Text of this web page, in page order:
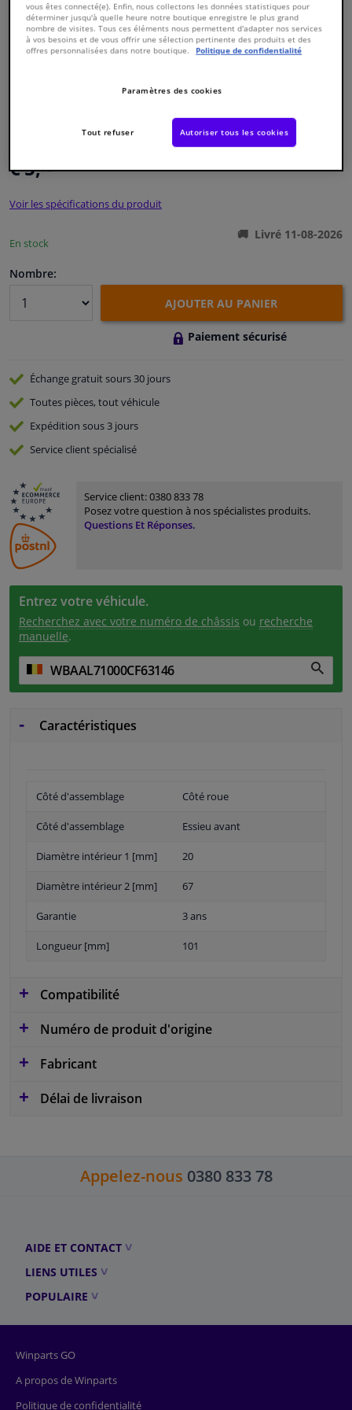
Fenêtres & accessoires
Camping-car, moto & vélo
Promotions et réductions
Capteurs & électronique
Numéro de fabrication: CVB-4500
8715616135757
€ 5,40 TTC
Voir les spécifications du produit
En stock
Livré 11-08-2026
Nombre:
AJOUTER AU PANIER
Paiement sécurisé
Échange gratuitsours 30 jours
Toutes pièces, tout véhicule
Expédition sous 3 jours
Serviceclient spécialisé
Service client:0380 833 78
Posez votre question à nos spécialistes produits.
Questions Et Réponses.
Entrez votre véhicule.
Recherchez avec votre numéro de châssis ou recherche
manuelle.
Caractéristiques
Côté d'assemblage Côté roue
Côté d'assemblage Essieu avant
Diamètre intérieur 1 [mm] 20
Diamètre intérieur 2 [mm] 67
Garantie 3 ans
Longueur [mm] 101
Compatibilité
Numéro de produit d'origine
Fabricant
Délai de livraison
Appelez-nous 0380 833 78
AIDE ET CONTACT
LIENS UTILES
POPULAIRE
Winparts GO
A propos de Winparts
Politique de confidentialité
vous êtes connecté(e). Enfin, nous collectons les données statistiques pour
déterminer jusqu'à quelle heure notre boutique enregistre le plus grand
nombre de visites. Tous ces éléments nous permettent d'adapter nos services
à vos besoins et de vous offrir une sélection pertinente des produits et des
offres personnalisées dans notre boutique.
Politique de confidentialité
Paramètres des cookies
Tout refuser Autoriser tous les cookies